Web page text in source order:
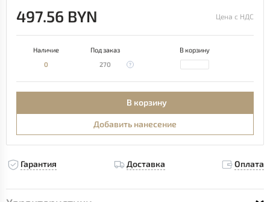
497.56 BYN Цена с НДС
Наличие Под заказ
В корзину
0
270
В корзину
Добавить нанесение
Гарантия Доставка Оплата